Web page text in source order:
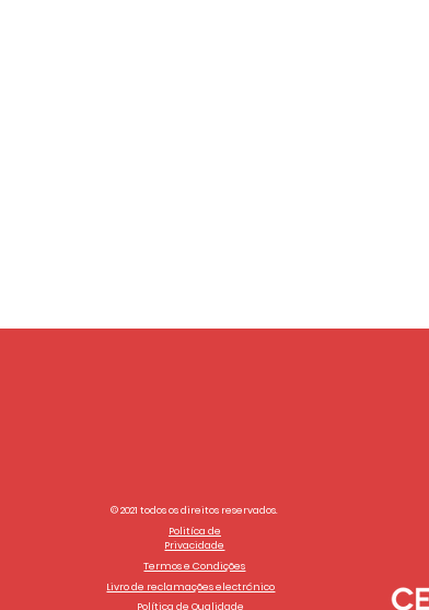
© 2021 todos os direitos reservados.
Politíca de
Privacidade
Termos e Condições
Livro de reclamações electrónico
Política de Qualidade